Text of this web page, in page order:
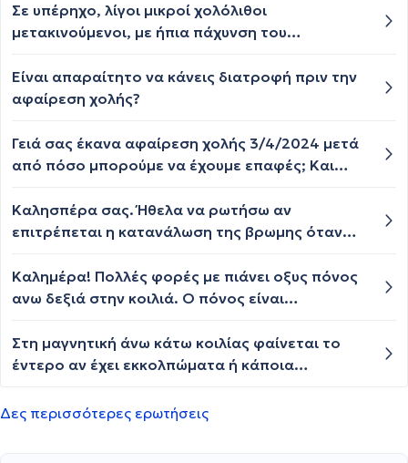
Σε υπέρηχο, λίγοι μικροί χολόλιθοι
μετακινούμενοι, με ήπια πάχυνση του
συμπτώματα. Φοβάμαι το χειρουργείο διότι τα
προηγούμενα χρόνια έχω υποβληθεί σε άλλα
νεφρεκτομή + θωρακοσκοπική και έχω
ταλαιπωρηθεί. Μπορώ να παρακολουθώ απλά
Είναι απαραίτητο να κάνεις διατροφή πριν την
αφαίρεση χολής?
Γειά σας έκανα αφαίρεση χολής 3/4/2024 μετά
από πόσο μπορούμε να έχουμε επαφές; Και
προσπάθειες για εγκυμοσύνη; ευχαριστώ πολύ!
Καλησπέρα σας. Ήθελα να ρωτήσω αν
επιτρέπεται η κατανάλωση της βρωμης όταν
διατροφη. Επίσης ποια λαχανικα (πέρα απο τα
βραστά καρότα και τα βραστά κολοκυθακια)
δυσκοιλιοτητα με την διατροφή. Ευχαριστώ.
Καλημέρα! Πολλές φορές με πιάνει οξυς πόνος
ανω δεξιά στην κοιλιά. Ο πόνος είναι
πιω νερό εκείνη την στιγμή χαλαρώνει όπως και
αν σηκωθώ από το κρεββάτι. Έχω κάνει
πετρες στο νεφρό έχω κυστες.
Στη μαγνητική άνω κάτω κοιλίας φαίνεται το
έντερο αν έχει εκκολπώματα ή κάποια
Δες περισσότερες ερωτήσεις